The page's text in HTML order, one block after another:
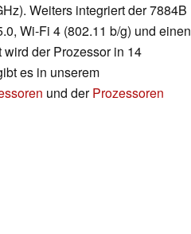
Weiters integriert der 7884B
Wi-Fi 4 (802.11 b/g) und einen
der Prozessor in 14
es in unserem
und derProzessoren